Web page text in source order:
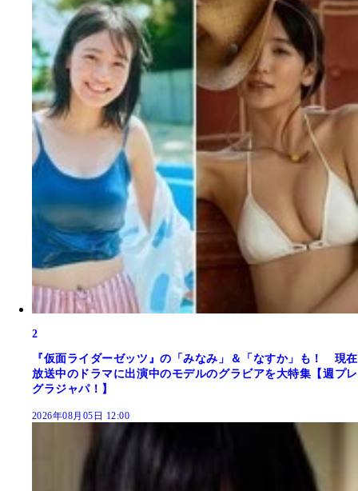
2
『仮面ライダーゼッツ』の「みなみ」＆「なすか」も！ 現在
放送中のドラマに出演中のモデルのグラビアを大特集【週プレ
グラジャパ！】
2026年08月05日 12:00